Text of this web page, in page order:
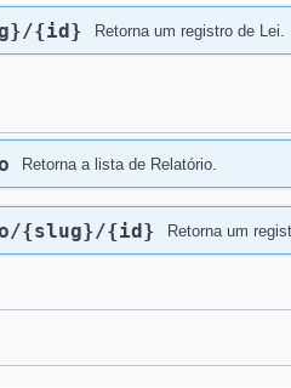
/{id} Retorna um registro de Lei.
Retorna a lista de Relatório.
/{slug}/{id} Retorna um